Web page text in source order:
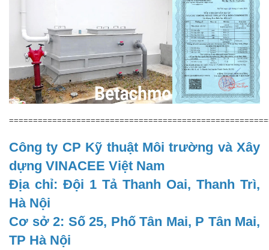
Công ty CP Kỹ thuật Môi trường và Xây
dựng VINACEE Việt Nam
Địa chỉ: Đội 1 Tả Thanh Oai, Thanh Trì,
Hà Nội
Cơ sở 2: Số 25, Phố Tân Mai, P Tân Mai,
TP Hà Nội